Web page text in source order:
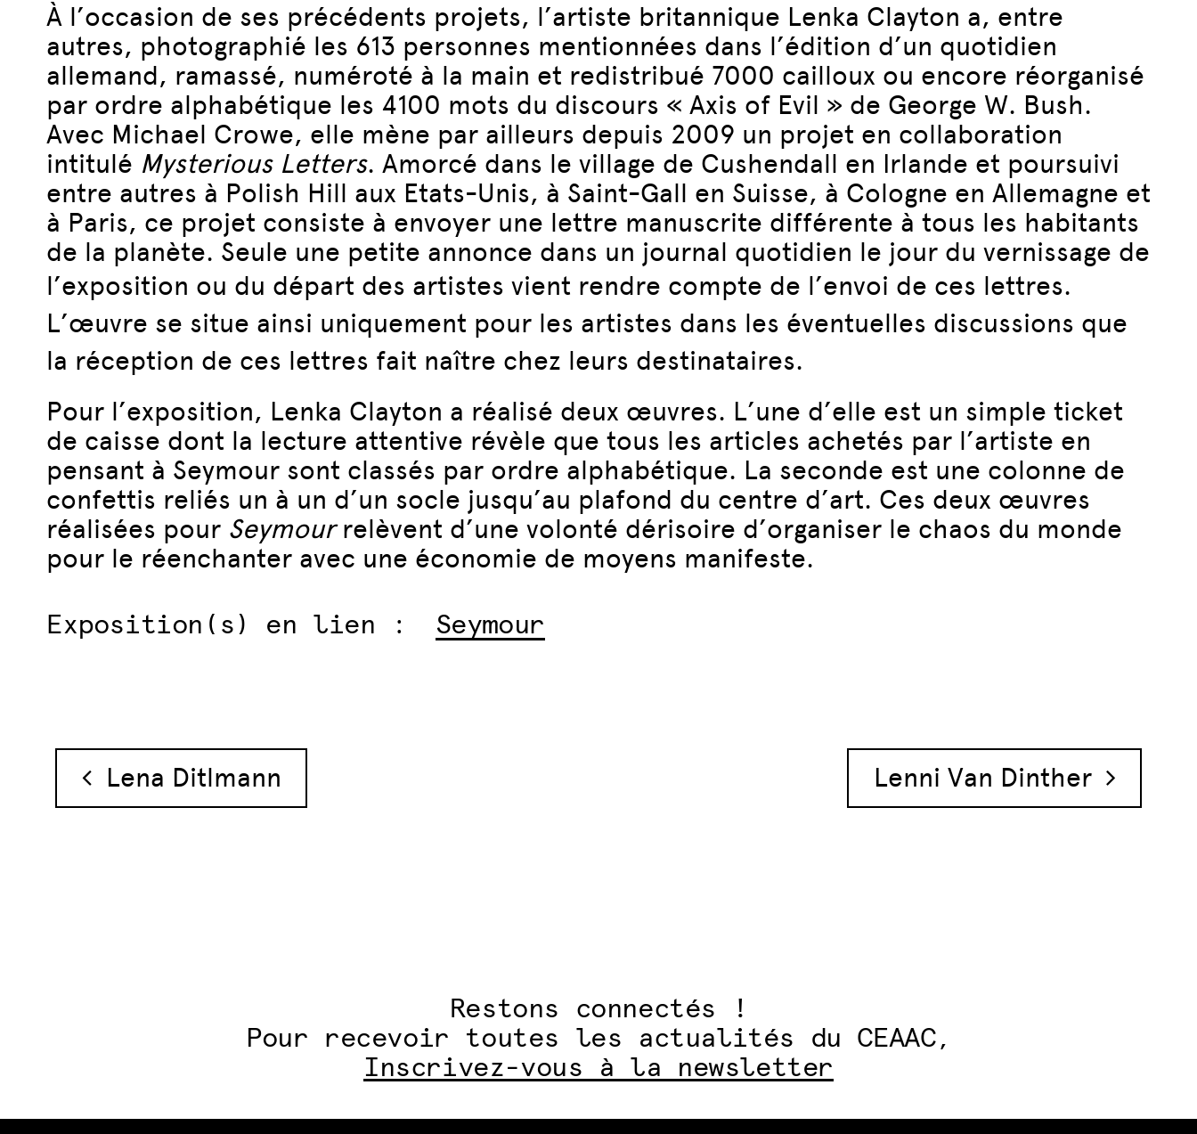
À l’occasion de ses précédents projets, l’artiste britannique Lenka Clayton a, entre
autres, photographié les 613 personnes mentionnées dans l’édition d’un quotidien
allemand, ramassé, numéroté à la main et redistribué 7000 cailloux ou encore réorganisé
par ordre alphabétique les 4100 mots du discours « Axis of Evil » de George W. Bush.
Avec Michael Crowe, elle mène par ailleurs depuis 2009 un projet en collaboration
intitulé Mysterious Letters. Amorcé dans le village de Cushendall en Irlande et poursuivi
entre autres à Polish Hill aux Etats-Unis, à Saint-Gall en Suisse, à Cologne en Allemagne et
à Paris, ce projet consiste à envoyer une lettre manuscrite différente à tous les habitants
de la planète. Seule une petite annonce dans un journal quotidien le jour du vernissage de
l’exposition ou du départ des artistes vient rendre compte de l’envoi de ces lettres.
L’œuvre se situe ainsi uniquement pour les artistes dans les éventuelles discussions que
la réception de ces lettres fait naître chez leurs destinataires.
Pour l’exposition, Lenka Clayton a réalisé deux œuvres. L’une d’elle est un simple ticket
de caisse dont la lecture attentive révèle que tous les articles achetés par l’artiste en
pensant à Seymour sont classés par ordre alphabétique. La seconde est une colonne de
confettis reliés un à un d’un socle jusqu’au plafond du centre d’art. Ces deux œuvres
réalisées pour Seymourrelèvent d’une volonté dérisoire d’organiser le chaos du monde
pour le réenchanter avec une économie de moyens manifeste.
Exposition(s) en lien : Seymour
Navigation des articles
Lena Ditlmann Lenni Van Dinther
Restons connectés !
Pour recevoir toutes les actualités du CEAAC,
Inscrivez-vous à la newsletter